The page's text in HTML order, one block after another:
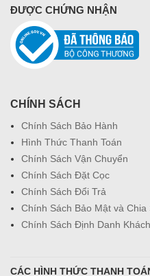
ĐƯỢC CHỨNG NHẬN
CHÍNH SÁCH
Chính Sách Bảo Hành
Hình Thức Thanh Toán
Chính Sách Vận Chuyển
Chính Sách Đặt Cọc
Chính Sách Đổi Trả
Chính Sách Bảo Mật và Chia
Chính Sách Định Danh
CÁC HÌNH THỨC THANH